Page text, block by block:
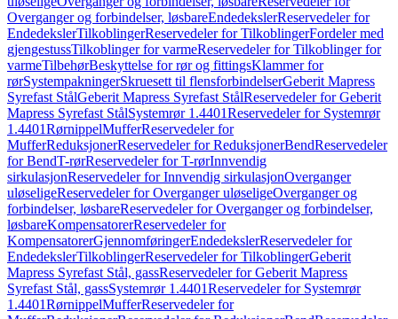
Overganger og forbindelser, løsbareEndedekslerReservedeler for
EndedekslerTilkoblingerReservedeler for TilkoblingerFordeler med
gjengestussTilkoblinger for varmeReservedeler for Tilkoblinger for
varmeTilbehørBeskyttelse for rør og fittingsKlammer for
rørSystempakningerSkruesett til flensforbindelserGeberit Mapress
Syrefast StålGeberit Mapress Syrefast StålReservedeler for Geberit
Mapress Syrefast StålSystemrør 1.4401Reservedeler for Systemrør
1.4401RørnippelMufferReservedeler for
MufferReduksjonerReservedeler for ReduksjonerBendReservedeler
for BendT-rørReservedeler for T-rørInnvendig
sirkulasjonReservedeler for Innvendig sirkulasjonOverganger
uløseligeReservedeler for Overganger uløseligeOverganger og
forbindelser, løsbareReservedeler for Overganger og forbindelser,
løsbareKompensatorerReservedeler for
KompensatorerGjennomføringerEndedekslerReservedeler for
EndedekslerTilkoblingerReservedeler for TilkoblingerGeberit
Mapress Syrefast Stål, gassReservedeler for Geberit Mapress
Syrefast Stål, gassSystemrør 1.4401Reservedeler for Systemrør
1.4401RørnippelMufferReservedeler for